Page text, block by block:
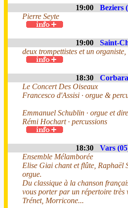
19:00 Beziers
Pierre Seyte
19:00
Saint-
deux trompettistes et un
18:30
Le Concert Des Oiseaux
Francesco d'Assisi · orgue &
Emmanuel Schublin · orgue et
Rémi Hochart · percussions
18:30 Vars
Ensemble Mélamborée
Elise Giai chant et flûte, Raphaël
orgue.
Du classique à la chanson
vous porter par un répertoire
Trénet, Morricone...